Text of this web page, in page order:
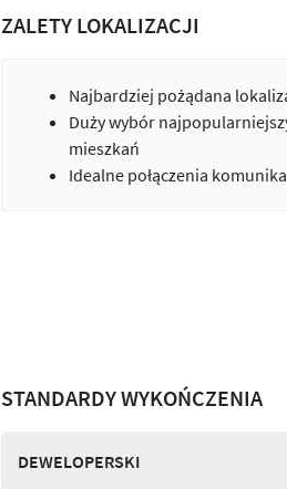
ZALETY LOKALIZACJI
Najbardziej pożądana
Duży wybór
mieszkań
Idealne połączenia
STANDARDY WYKOŃCZENIA
DEWELOPERSKI